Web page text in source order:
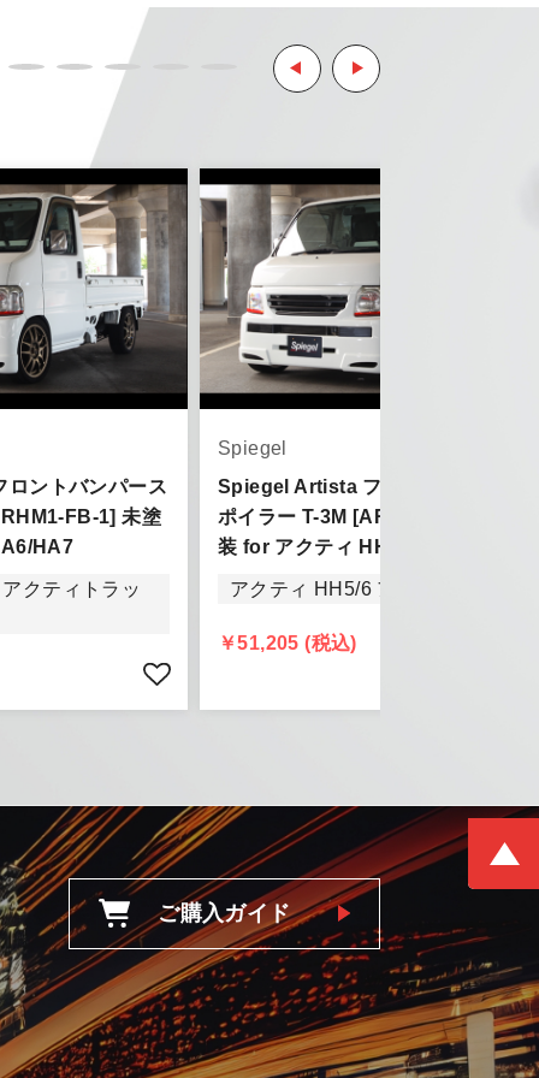
お願い致します。
はご了承ください。
了承ください。
ントバンパース
FB-1] 未塗
HA7
クティトラッ
Spiegel
Spiegel Artista フロントバンパース
ポイラー T-3M [ARHM1-FB-2] 未塗
装 for アクティ HH5/HH6
アクティ HH5/6 アクティバン
￥51,205 (税込)
ご購入ガイド